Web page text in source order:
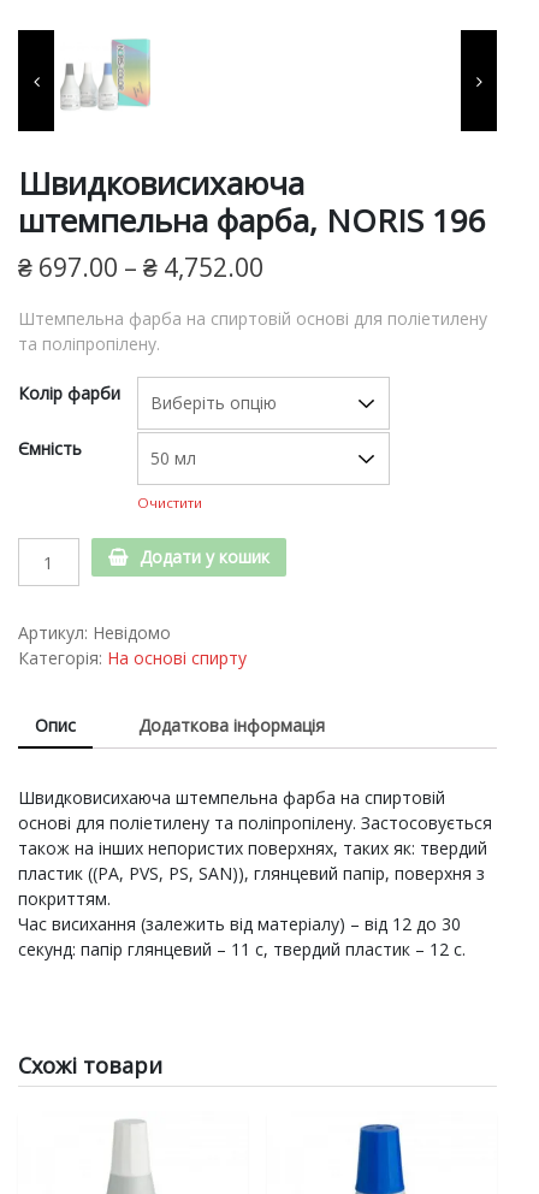
для виготовлення печаток
та штампів, продукція для
пломбування.
Швидковисихаюча
штемпельна фарба, NORIS 196
₴ 697.00 – ₴ 4,752.00
Штемпельна фарба на спиртовій основі для поліетилену
та поліпропілену.
Колір фарби
Ємність
Очистити
Швидковисихаюча
штемпельна
NORIS
196
quantity
Додати у кошик
Артикул: Невідомо
Категорія: На основі спирту
Опис Додаткова інформація
Швидковисихаюча штемпельна фарба на спиртовій
основі для поліетилену та поліпропілену. Застосовується
також на інших непористих поверхнях, таких як: твердий
пластик ((PA, PVS, PS, SAN)), глянцевий папір, поверхня з
покриттям.
Час висихання (залежить від матеріалу) – від 12 до 30
секунд: папір глянцевий – 11 с, твердий пластик – 12 с.
Схожі товари